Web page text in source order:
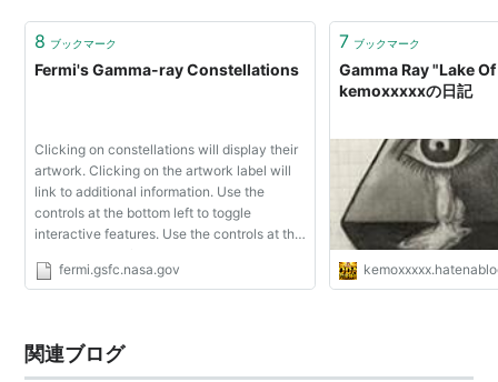
Land Of The Free II (2007)
8 ブックマーク
Fermi's Gamma-ray Constellations
Clicking on constellations will display their
artwork. Clicking on the artwork label will
link to additional information. Use the
controls at the bottom left to toggle
interactive features. Use the controls at the
information.
fermi.gsfc.nasa.gov
7 ブックマーク
Gamma Ray "Lake
kemoxxxxxの日記
関連ブログ